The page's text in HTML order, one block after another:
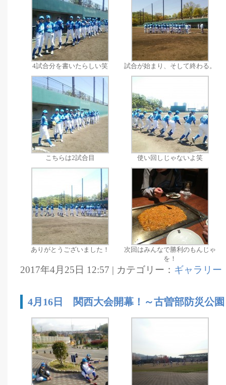
4試合分を書いたらしい笑 試合が始まり、そして終わる。
こちらは2試合目 使い回しじゃないよ笑
ありがとうございました！
次回はみんなで勝利のもんじゃ
を！
2017年4月25日 12:57 | カテゴリー： ギャラリー
4月16日 関西大会開幕！～古曽部防災公